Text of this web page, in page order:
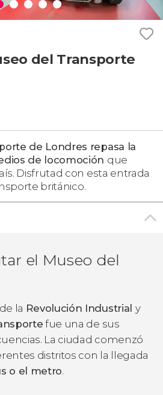
del Transporte
de Londres repasa la
de locomoción que
Disfrutad con esta entrada
británico.
el Museo del
la Revolución Industrial y
fue una de sus
La ciudad comenzó
distritos con la llegada
o el metro.